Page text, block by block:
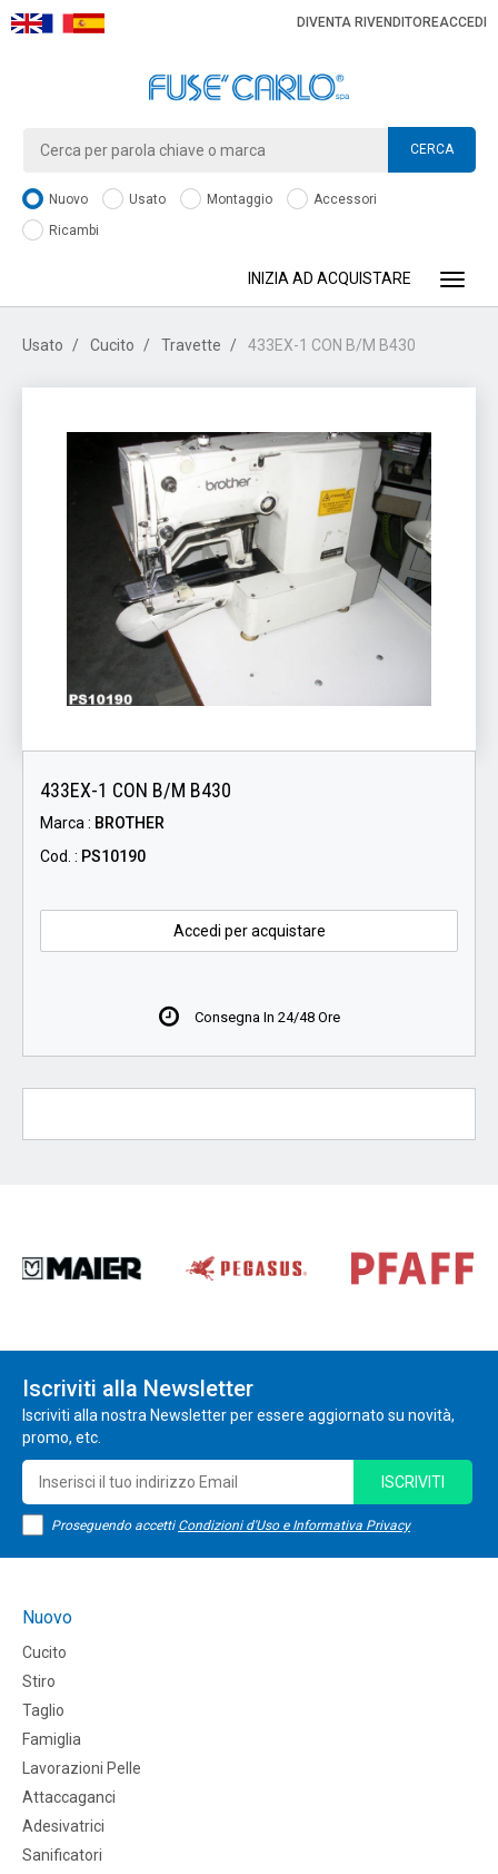
DIVENTA RIVENDITOREACCEDI
CERCA
Nuovo Usato Montaggio
Accessori
Ricambi
INIZIA AD ACQUISTARE
Usato Cucito Travette 433EX-1 CON B/M B430
433EX-1 CON B/M B430
Marca : BROTHER
Cod. : PS10190
Accedi per acquistare
Consegna In 24/48 Ore
Iscriviti alla Newsletter
Iscriviti alla nostra Newsletter per essere aggiornato su novità,
promo, etc.
Proseguendo accetti Condizioni d'Uso e Informativa Privacy
ISCRIVITI
Nuovo
Cucito
Stiro
Taglio
Famiglia
Lavorazioni Pelle
Attaccaganci
Adesivatrici
Sanificatori